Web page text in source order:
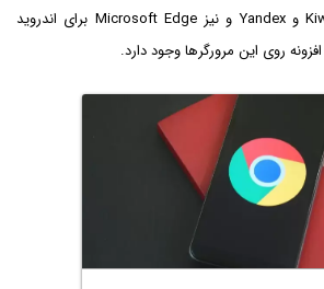
مرورگرهای خاصی نظیر Kiwi و Yandex و نیز Microsoft Edge برای اندروید
روی این مرورگرها وجود دارد.